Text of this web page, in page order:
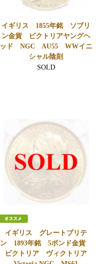
イギリス 1855年銘 ソブリ
ン金貨 ビクトリアヤングヘ
ッド NGC AU55 WWイニ
シャル陰刻
SOLD
イギリス グレートブリテ
ン 1893年銘 5ポンド金貨
ビクトリア ヴィクトリア